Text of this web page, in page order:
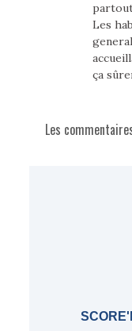
Les
ça
Les